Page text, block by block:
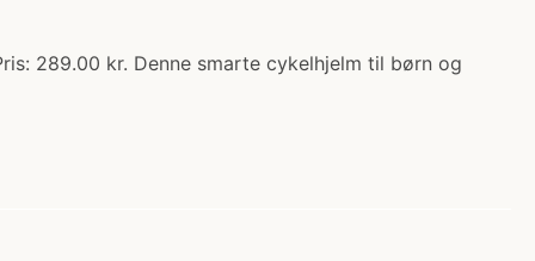
289.00 kr. Denne smarte cykelhjelm til børn og